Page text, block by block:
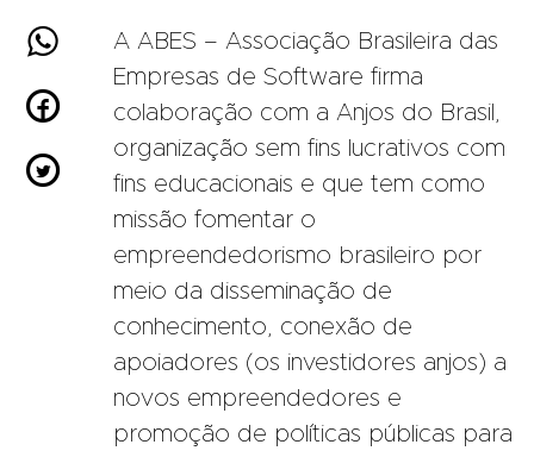



A ABES – Associação Brasileira das
Empresas de Software firma
colaboração com a Anjos do Brasil,
organização sem fins lucrativos com
fins educacionais e que tem como
missão fomentar o
empreendedorismo brasileiro por
meio da disseminação de
conhecimento, conexão de
apoiadores (os investidores anjos) a
novos empreendedores e
promoção de políticas públicas para